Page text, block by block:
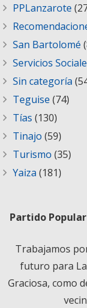
PPLanzarote
San Bartolomé
Servicios
Sin categoría
Teguise (74)
Tías (130)
Tinajo (59)
Turismo (35)
Yaiza (181)
Partido
Trabajamos
futuro para
Graciosa, como